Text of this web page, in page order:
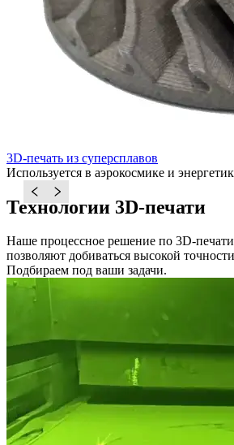
3D-печать из суперсплавов
Используется в аэрокосмике и
Технологии 3D-печати
Наше процессное решение по 3D-
позволяют добиваться высокой
Подбираем под ваши задачи.